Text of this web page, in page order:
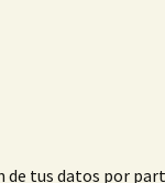
tus datos por